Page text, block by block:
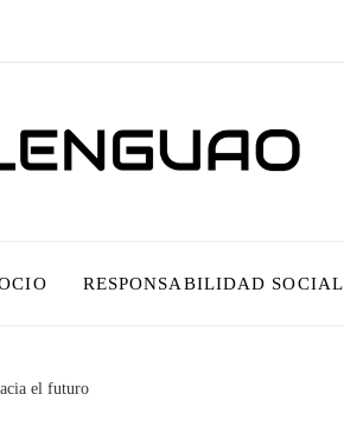
RESPONSABILIDAD SOCIAL
el futuro